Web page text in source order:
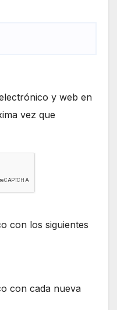
y web en
vez que
con los siguientes
con cada nueva